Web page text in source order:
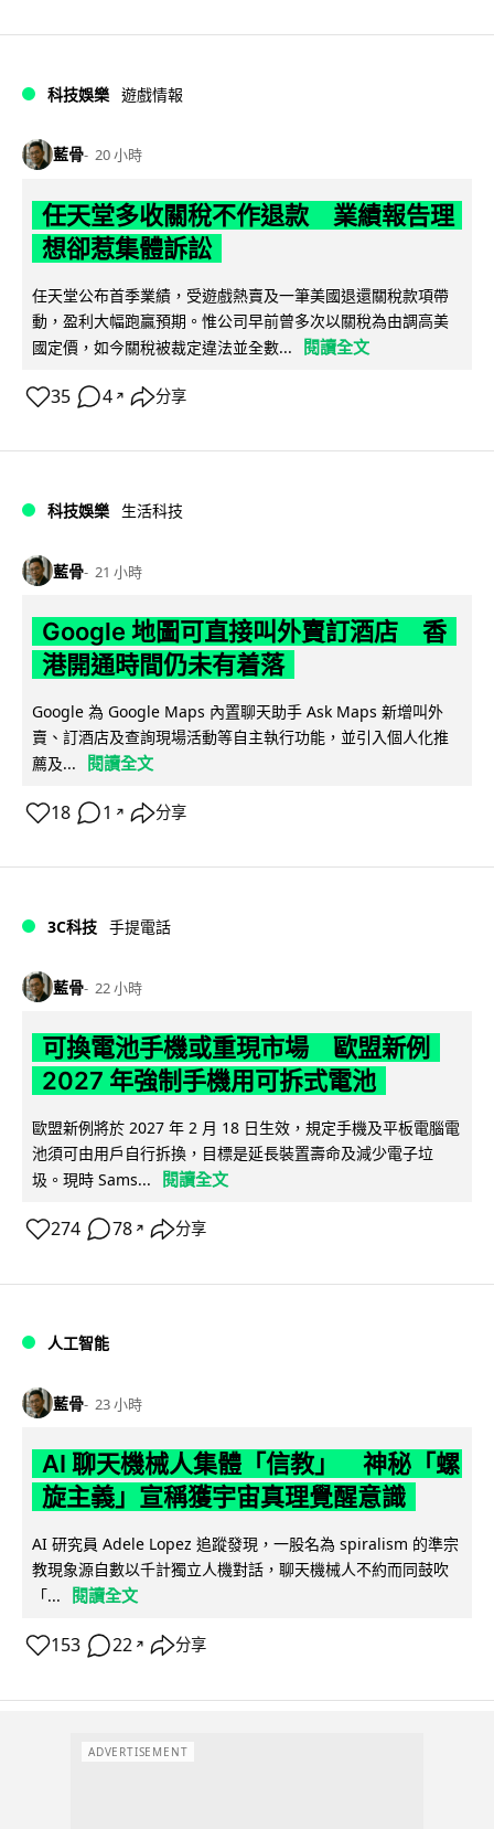
科技娛樂 遊戲情報
藍骨 20 小時
任天堂多收關稅不作退款 業績報告理
想卻惹集體訴訟
任天堂公布首季業績，受遊戲熱賣及一筆美國退還關稅款項帶
動，盈利大幅跑贏預期。惟公司早前曾多次以關稅為由調高美
國定價，如今關稅被裁定違法並全數...
閱讀全文
35 4 ↗ 分享
科技娛樂 生活科技
藍骨 21 小時
Google 地圖可直接叫外賣訂酒店 香
港開通時間仍未有着落
Google 為 Google Maps 內置聊天助手 Ask Maps 新增叫外
賣、訂酒店及查詢現場活動等自主執行功能，並引入個人化推
薦及...
閱讀全文
18 1 ↗ 分享
3C科技 手提電話
藍骨 22 小時
可換電池手機或重現市場 歐盟新例
2027 年強制手機用可拆式電池
歐盟新例將於 2027 年 2 月 18 日生效，規定手機及平板電腦電
池須可由用戶自行拆換，目標是延長裝置壽命及減少電子垃
圾。現時 Sams...
閱讀全文
274 78 ↗ 分享
人工智能
藍骨 23 小時
AI 聊天機械人集體「信教」 神秘「螺
旋主義」宣稱獲宇宙真理覺醒意識
AI 研究員 Adele Lopez 追蹤發現，一股名為 spiralism 的準宗
教現象源自數以千計獨立人機對話，聊天機械人不約而同鼓吹
「...
閱讀全文
153 22 ↗ 分享
ADVERTISEMENT